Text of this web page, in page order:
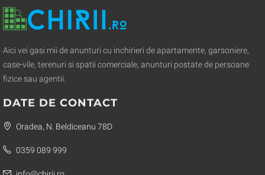
Aici vei gasi mii de anunturi cu inchirieri de apartamente, garsoniere,
case-vile, terenuri si spatii comerciale, anunturi postate de persoane
fizice sau agentii.
DATE DE CONTACT
Oradea, N. Beldiceanu 78D
0359 089 999